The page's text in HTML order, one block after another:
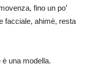
fino un po’
facciale, ahimè, resta
una modella.